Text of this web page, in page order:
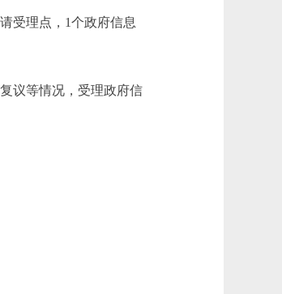
受理点，1个政府信息
议等情况，受理政府信